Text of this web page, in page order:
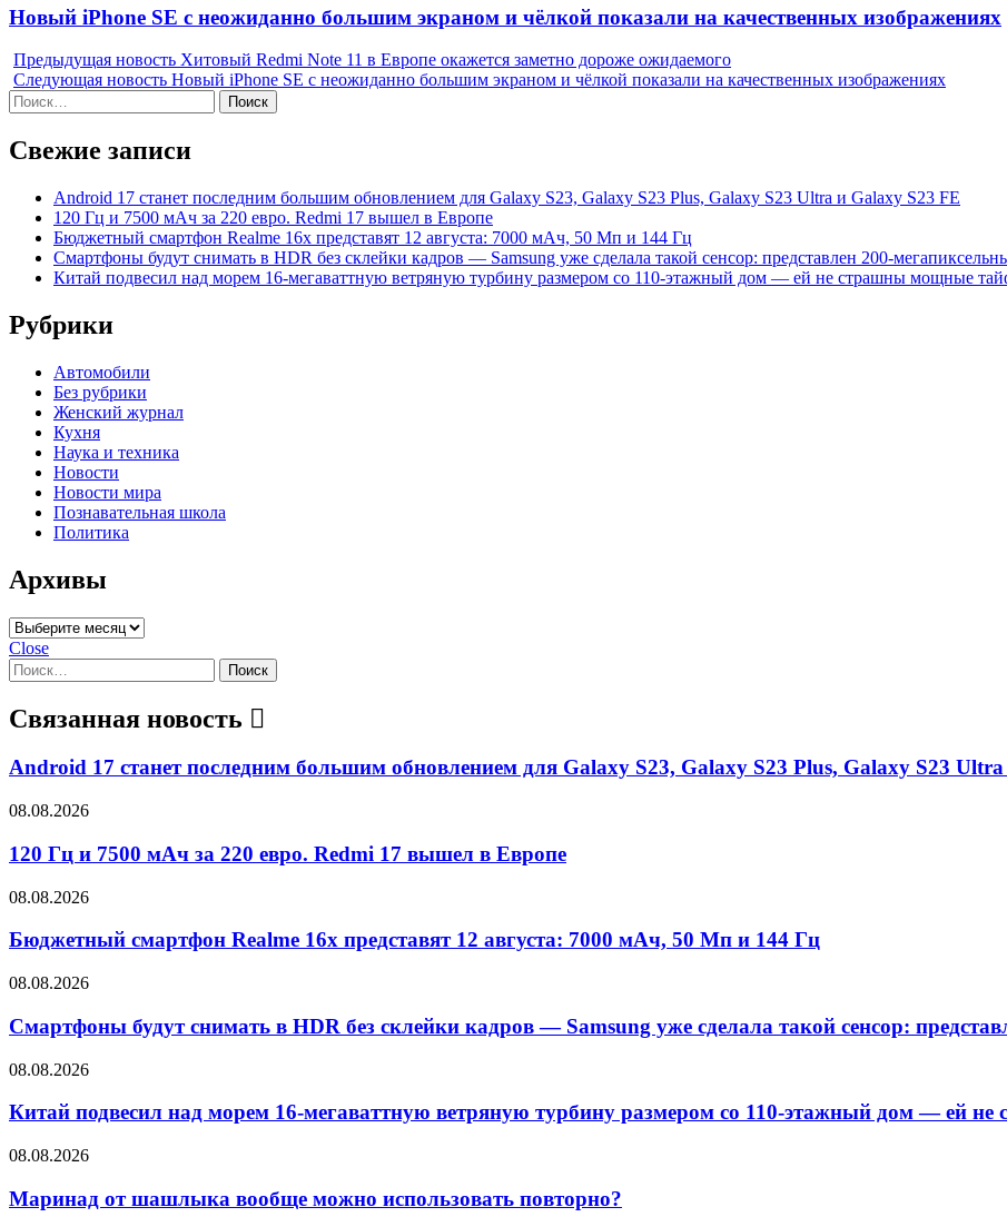
Next
Новый iPhone SE с неожиданно большим экраном и чёлкой показали на качественных изображениях
Предыдущая новость Хитовый Redmi Note 11 в Европе окажется заметно дороже ожидаемого
Следующая новость Новый iPhone SE с неожиданно большим экраном и чёлкой показали на качественных изображениях
Найти:
Свежие записи
Android 17 станет последним большим обновлением для Galaxy S23, Galaxy S23 Plus, Galaxy S23 Ultra и Galaxy S23 FE
120 Гц и 7500 мАч за 220 евро. Redmi 17 вышел в Европе
Бюджетный смартфон Realme 16x представят 12 августа: 7000 мАч, 50 Мп и 144 Гц
Смартфоны будут снимать в HDR без склейки кадров — Samsung уже сделала такой сенсор: представлен 200-
Китай подвесил над морем 16-мегаваттную ветряную турбину размером со 110-этажный дом — ей не страшны мощные
Рубрики
Автомобили
Без рубрики
Женский журнал
Кухня
Наука и техника
Новости
Новости мира
Познавательная школа
Политика
Архивы
Архивы
Close
Найти:
Связанная новость
Android 17 станет последним большим обновлением для Galaxy S23, Galaxy S23 Plus, Galaxy S23
08.08.2026
120 Гц и 7500 мАч за 220 евро. Redmi 17 вышел в Европе
08.08.2026
Бюджетный смартфон Realme 16x представят 12 августа: 7000 мАч, 50 Мп и 144 Гц
08.08.2026
Смартфоны будут снимать в HDR без склейки кадров — Samsung уже сделала такой сенсор:
08.08.2026
Китай подвесил над морем 16-мегаваттную ветряную турбину размером со 110-этажный дом — ей
08.08.2026
Маринад от шашлыка вообще можно использовать повторно?